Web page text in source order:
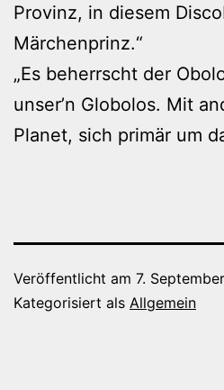
Provinz, in diesem
Märchenprinz.“
„Es beherrscht der
unser’n Globolos. Mit
Planet, sich primär um
Veröffentlicht am 7.
Kategorisiert als Allgemein